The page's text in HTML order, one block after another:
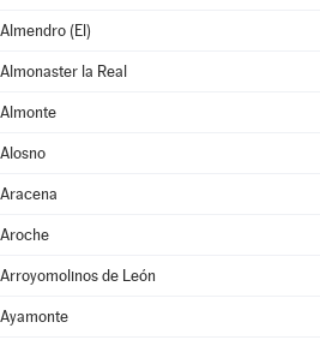
Almendro (El)
Almonaster la Real
Almonte
Alosno
Aracena
Aroche
Arroyomolinos de León
Ayamonte